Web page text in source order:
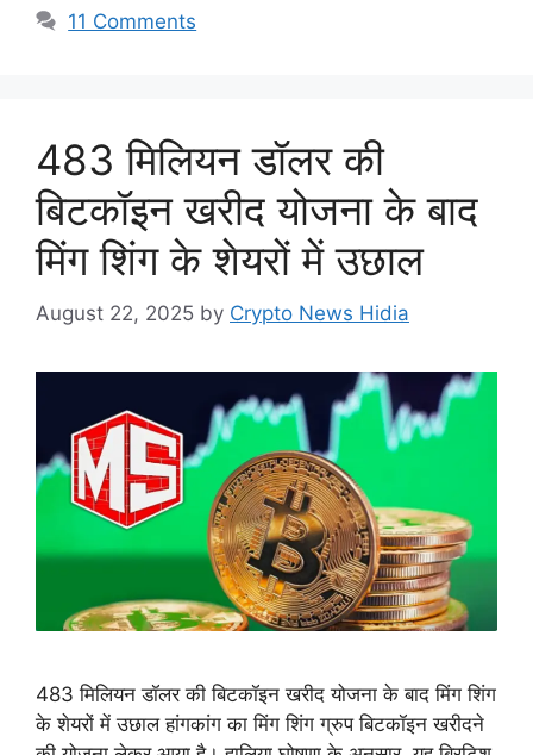
11 Comments
483 मिलियन डॉलर की
बिटकॉइन खरीद योजना के बाद
मिंग शिंग के शेयरों में उछाल
August 22, 2025 by Crypto News Hidia
483 मिलियन डॉलर की बिटकॉइन खरीद योजना के बाद मिंग शिंग
के शेयरों में उछाल हांगकांग का मिंग शिंग ग्रुप बिटकॉइन खरीदने